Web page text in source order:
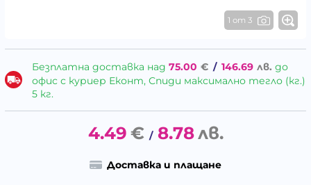
1 от 3
Безплатна доставка над 75.00 € / 146.69 лв. до
офис с куриер Еконт, Спиди максимално тегло (кг.)
5 кг.
4.49 € / 8.78лв.
Доставка и плащане